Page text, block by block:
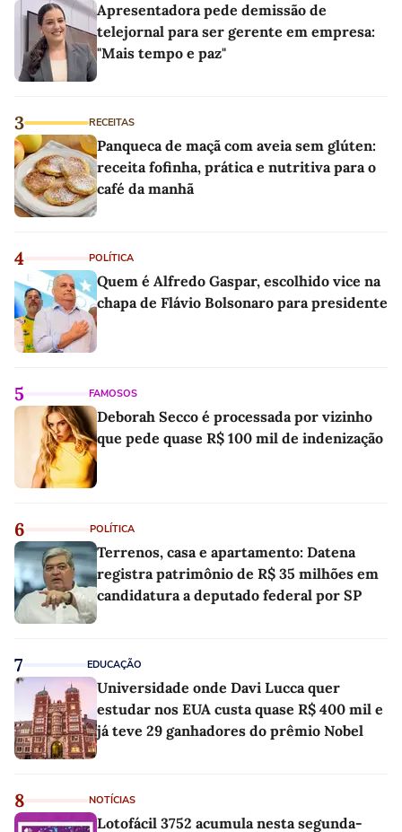
Apresentadora pede demissão de
telejornal para ser gerente em empresa:
"Mais tempo e paz"
3 RECEITAS
Panqueca de maçã com aveia sem glúten:
receita fofinha, prática e nutritiva para o
café da manhã
4 POLÍTICA
Quem é Alfredo Gaspar, escolhido vice na
chapa de Flávio Bolsonaro para presidente
5 FAMOSOS
Deborah Secco é processada por vizinho
que pede quase R$ 100 mil de indenização
6 POLÍTICA
Terrenos, casa e apartamento: Datena
registra patrimônio de R$ 35 milhões em
candidatura a deputado federal por SP
7 EDUCAÇÃO
Universidade onde Davi Lucca quer
estudar nos EUA custa quase R$ 400 mil e
já teve 29 ganhadores do prêmio Nobel
8 NOTÍCIAS
Lotofácil 3752 acumula nesta segunda-